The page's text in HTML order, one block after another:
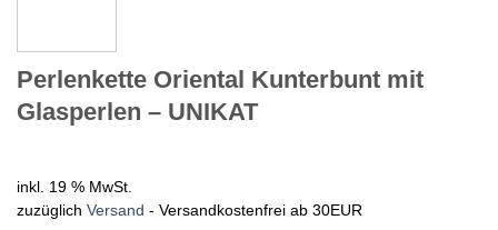
Perlenkette Oriental Kunterbunt mit
Glasperlen – UNIKAT
inkl. 19 % MwSt.
zuzüglich Versand - Versandkostenfrei ab 30EUR